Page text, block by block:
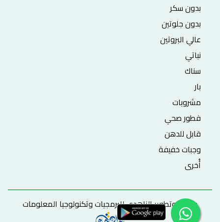
بدون سكر
بدون جلوتين
عالي البروتين
نباتي
سناك
بار
مشروبات
فطور صحي
قابل للدهن
وجبات خفيفة
أُخرى
برمجة وتطوير الزاهدي للبرمجيات وتكنولوجيا المعلومات